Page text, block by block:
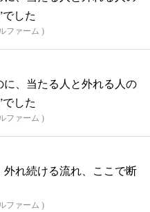
でした
ファーム )
に、当たる人と外れる人の
でした
ファーム )
外れ続ける流れ、ここで断
ファーム )